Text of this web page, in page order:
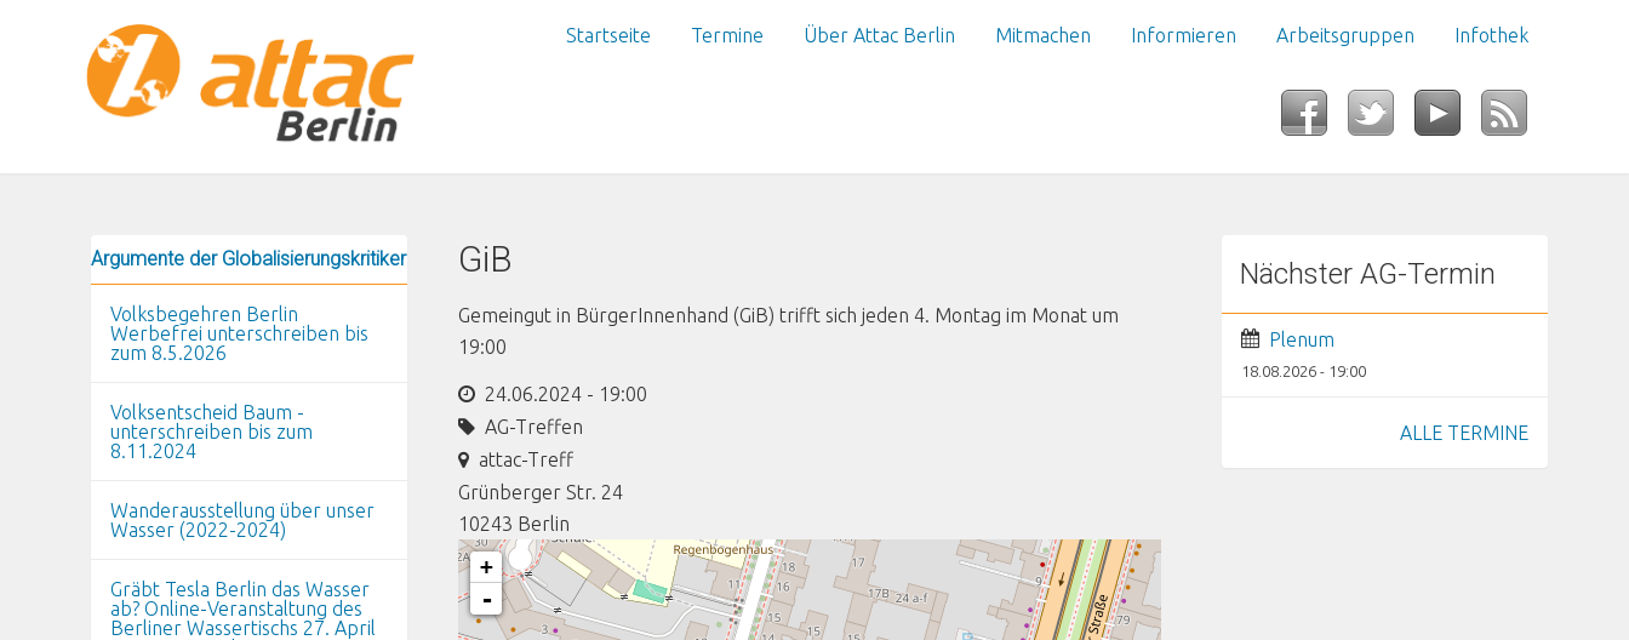
Startseite
Termine Über Attac Berlin Mitmachen Informieren Arbeitsgruppen Infothek
GiB
Gemeingut in BürgerInnenhand (GiB) trifft sich jeden 4. Montag im Monat um
19:00
24.06.2024 - 19:00
AG-Treffen
attac-Treff
Grünberger Str. 24
10243 Berlin
+
-
Argumente der Globalisierungskritiker
Volksbegehren Berlin
Werbefrei unterschreiben bis
zum 8.5.2026
Volksentscheid Baum -
unterschreiben bis zum
8.11.2024
Wanderausstellung über unser
Wasser (2022-2024)
Gräbt Tesla Berlin das Wasser
ab? Online-Veranstaltung des
Berliner Wassertischs 27. April
Nächster AG-Termin
Plenum
18.08.2026 - 19:00
ALLE TERMINE